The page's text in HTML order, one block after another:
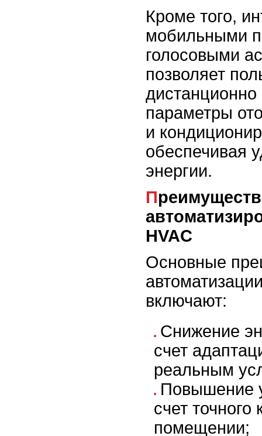
Кроме того,
мобильными
голосовыми
позволяет
дистанционно
параметры
и
обеспечивая
энергии.
Преимущества
HVAC
Основные
включают:
Снижение
счет
реальным
Повышение
счет точного
помещении;